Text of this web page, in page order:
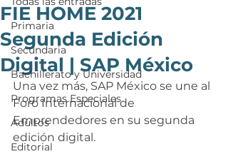
Primaria
Secundaria
Bachillerato y Universidad
Programas Especiales
Adultos
Editorial
FIE HOME 2021
Segunda Edición
Digital | SAP México
Una vez más, SAP México se une al
Foro Internacional de
Emprendedores en su segunda
edición digital.